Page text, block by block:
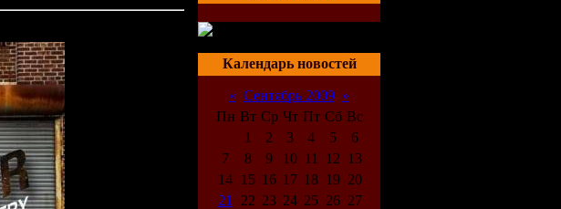
Календарь новостей
« Сентябрь 2009 »
Пн Вт Ср Чт Пт Сб Вс
1
2 3 4 5
6
7
8 9 10 11 12
13
14
15 16 17 18 19 20
21
22 23 24 25 26 27